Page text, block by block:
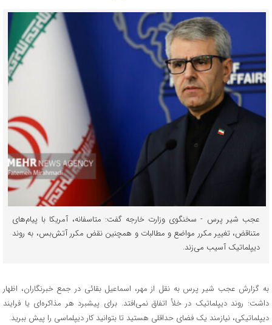
عجب شیر پرس - سخنگوی وزارت خارجه گفت: متاسفانه، آمریکا با پیام‌های
متناقض، تغییر مکرر مواضع و مطالبات و همچنین نقض مکرر آتش‌بس، به روند
دیپلماتیک آسیب می‌زند.
به گزارش عجب شیر پرس به نقل از مهر، اسماعیل بقائی در جمع خبرنگاران، اظهار
داشت: روند دیپلماتیک در خلأ اتفاق نمی‌افتد. برای پیشبرد هر مذاکره‌ای یا فرایند
دیپلماتیکی، نیازمند یک فضای حداقلی هستید تا بتوانید کار دیپلماسی را پیش ببرید.